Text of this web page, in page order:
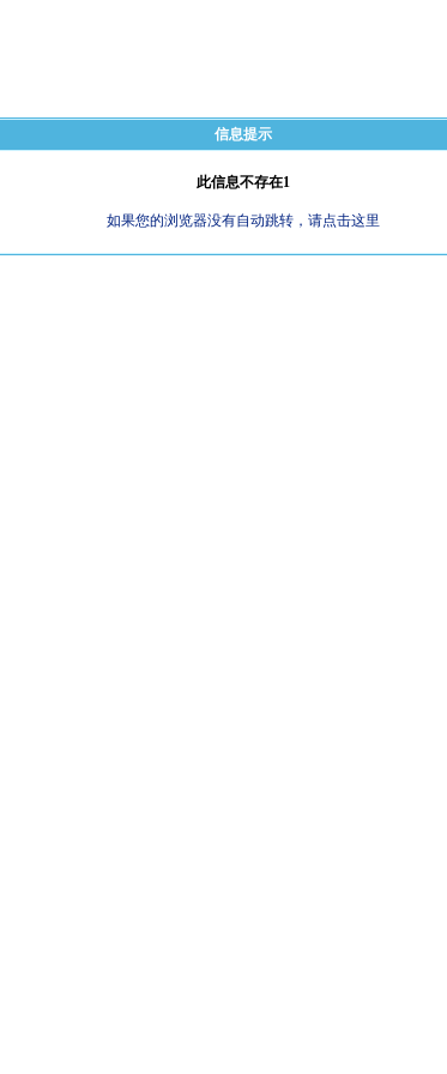
信息提示
此信息不存在1
如果您的浏览器没有自动跳转，请点击这里